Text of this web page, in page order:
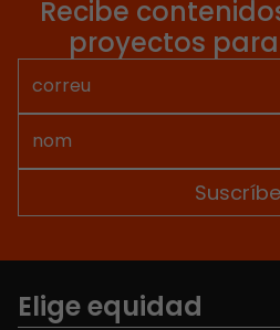
Recibe
proyectos
Elige equidad